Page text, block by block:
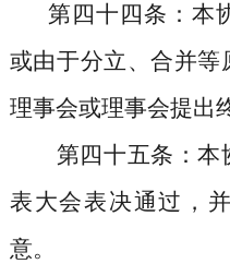
第四十四条 ：本
或由于分立、合并等
理事会或理事会提出
第四十五条 ：
表大会表决通过，
意。